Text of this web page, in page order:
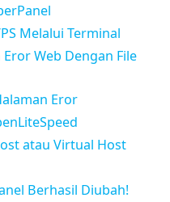
Melalui Terminal
Web Dengan File
Eror
atau Virtual Host
Berhasil Diubah!